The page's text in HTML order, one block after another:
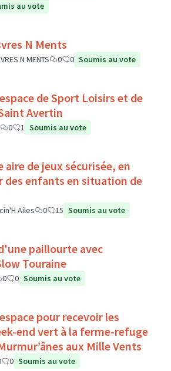
au vote
N Ments
N MENTS 0 0 Soumis au vote
de Sport Loisirs et de
Avertin
0 1 Soumis au vote
de jeux sécurisée, en
des enfants en situation de
Ailes 0 15 Soumis au vote
paillourte avec
Touraine
0 0 Soumis au vote
pour recevoir les
end vert à la ferme-refuge
aux Mille Vents
0 Soumis au vote